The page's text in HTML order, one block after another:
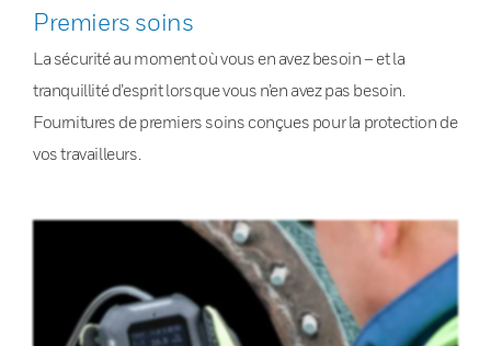
Premiers soins
La sécurité au moment où vous en avez besoin – et la
tranquillité d’esprit lorsque vous n’en avez pas besoin.
Fournitures de premiers soins conçues pour la protection de
vos travailleurs.